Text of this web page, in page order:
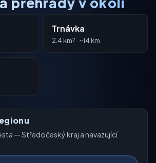
Trnávka
2.4 km² · ~14 km
— Středočeský kraj a navazující